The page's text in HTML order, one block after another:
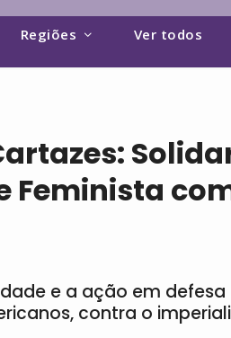
Regiões Ver todos
e a ação em defesa
contra o